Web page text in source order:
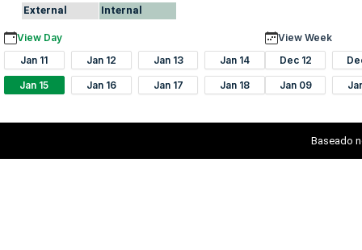
External
Internal
View Day
Jan 11
Jan 12 Jan 13 Jan 14
Jan 15 Jan 16 Jan 17 Jan 18
View Week
Dec 12
Jan 09
Baseado